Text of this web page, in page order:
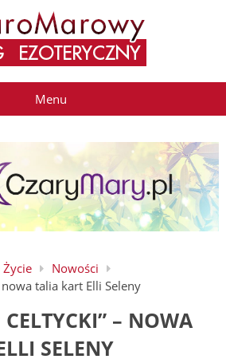
Menu
Życie
Nowości
talia kart Elli Seleny
– NOWA
SELENY